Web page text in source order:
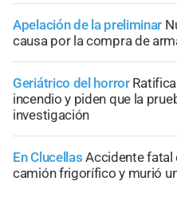
Apelación de la preliminar
causa por la compra de
Geriátrico del horror
incendio y piden que la
investigación
En Clucellas Accidente fatal
camión frigorífico y murió